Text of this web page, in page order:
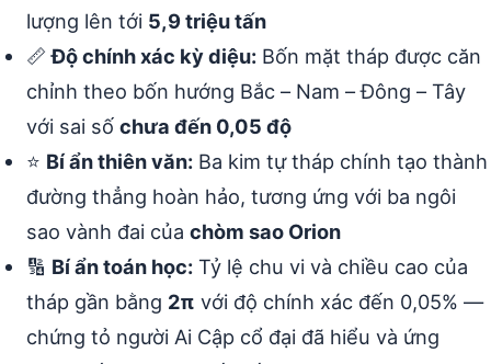
lượng lên tới 5,9 triệu tấn
📏Độ chính xác kỳ diệu: Bốn mặt tháp được căn
chỉnh theo bốn hướng Bắc – Nam – Đông – Tây
với sai số chưa đến 0,05 độ
⭐ Bí ẩn thiên văn: Ba kim tự tháp chính tạo thành
đường thẳng hoàn hảo, tương ứng với ba ngôi
sao vành đai của chòm sao Orion
🔢 Bí ẩn toán học: Tỷ lệ chu vi và chiều cao của
tháp gần bằng 2π với độ chính xác đến 0,05% —
chứng tỏ người Ai Cập cổ đại đã hiểu và ứng